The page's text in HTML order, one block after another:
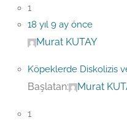
1
18 yıl 9 ay önce
Murat KUTAY
Köpeklerde Diskolizis
Başlatan: Murat
1